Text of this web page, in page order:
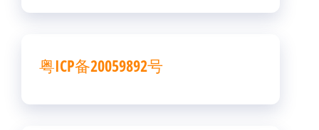
粤ICP备20059892号